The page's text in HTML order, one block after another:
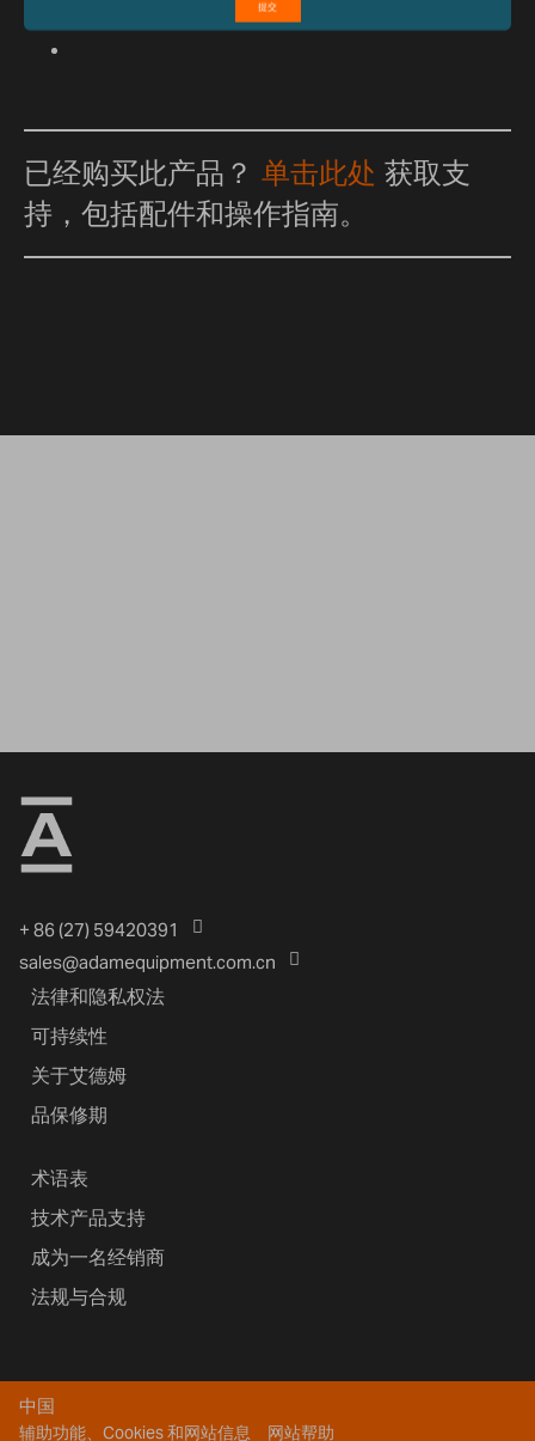
已经购买此产品？ 单击此处 获取支
持，包括配件和操作指南。
+ 86 (27) 59420391
sales@adamequipment.com.cn
法律和隐私权法
可持续性
关于艾德姆
品保修期
术语表
技术产品支持
成为一名经销商
法规与合规
中国
辅助功能、Cookies 和网站信息 网站帮助